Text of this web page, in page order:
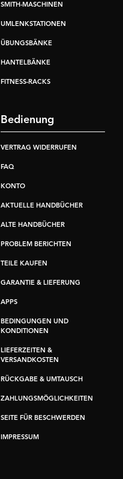
SMITH-MASCHINEN
UMLENKSTATIONEN
ÜBUNGSBÄNKE
HANTELBÄNKE
FITNESS-RACKS
Bedienung
VERTRAG WIDERRUFEN
FAQ
KONTO
AKTUELLE HANDBÜCHER
ALTE HANDBÜCHER
PROBLEM BERICHTEN
TEILE KAUFEN
GARANTIE & LIEFERUNG
APPS
BEDINGUNGEN UND
KONDITIONEN
LIEFERZEITEN &
VERSANDKOSTEN
RÜCKGABE & UMTAUSCH
ZAHLUNGSMÖGLICHKEITEN
SEITE FÜR BESCHWERDEN
IMPRESSUM